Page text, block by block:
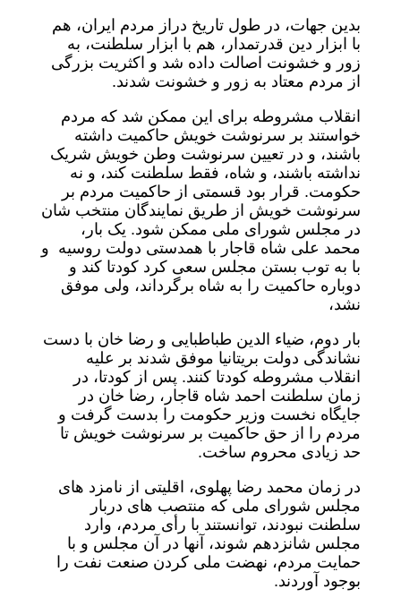
بدین جهات، در طول تاریخ دراز مردم ایران، هم
با ابزار دین قدرتمدار، هم با ابزار سلطنت، به
زور و خشونت اصالت داده شد و اکثریت بزرگی
از مردم معتاد به زور و خشونت شدند.
انقلاب مشروطه برای این ممکن شد که مردم
خواستند بر سرنوشت خویش حاکمیت داشته
باشند، و در تعیین سرنوشت وطن خویش شریک
نداشته باشند، و شاه، فقط سلطنت کند، و نه
حکومت. قرار بود قسمتی از حاکمیت مردم بر
سرنوشت خویش از طریق نمایندگان منتخب شان
در مجلس شورای ملی ممکن شود. یک بار،
محمد علی شاه قاجار با همدستی دولت روسیه و
با به توب بستن مجلس سعی کرد کودتا کند و
دوباره حاکمیت را به شاه برگرداند، ولی موفق
نشد،
بار دوم، ضیاء الدین طباطبایی و رضا خان با دست
نشاندگی دولت بریتانیا موفق شدند بر علیه
انقلاب مشروطه کودتا کنند. پس از کودتا، در
زمان سلطنت احمد شاه قاجار، رضا خان در
جایگاه نخست وزیر حکومت را بدست گرفت و
مردم را از حق حاکمیت بر سرنوشت خویش تا
حد زیادی محروم ساخت.
در زمان محمد رضا پهلوی، اقلیتی از نامزد های
مجلس شورای ملی که منتصب های دربار
سلطنت نبودند، توانستند با رأی مردم، وارد
مجلس شانزدهم شوند، آنها در آن مجلس و با
حمایت مردم، نهضت ملی کردن صنعت نفت را
بوجود آوردند.